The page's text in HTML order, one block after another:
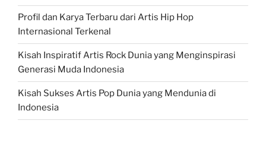
Profil dan Karya Terbaru dari Artis Hip Hop
Internasional Terkenal
Kisah Inspiratif Artis Rock Dunia yang Menginspirasi
Generasi Muda Indonesia
Kisah Sukses Artis Pop Dunia yang Mendunia di
Indonesia